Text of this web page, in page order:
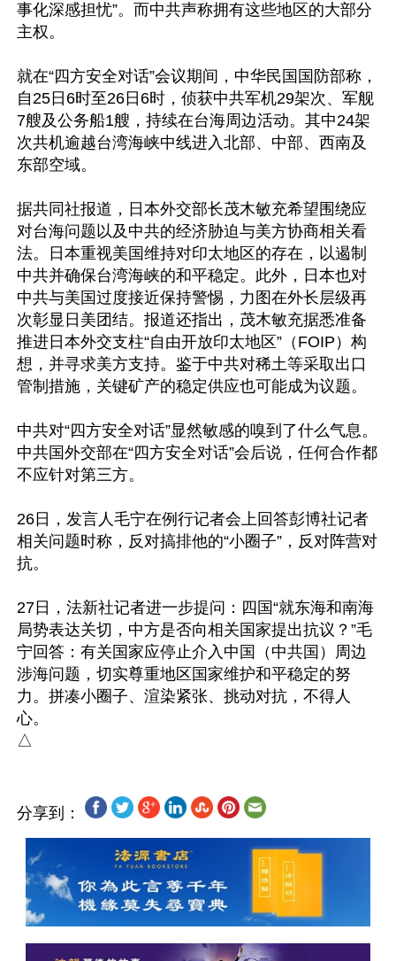
事化深感担忧”。而中共声称拥有这些地区的大部分
主权。
就在“四方安全对话”会议期间，中华民国国防部称，
自25日6时至26日6时，侦获中共军机29架次、军舰
7艘及公务船1艘，持续在台海周边活动。其中24架
次共机逾越台湾海峡中线进入北部、中部、西南及
东部空域。
据共同社报道，日本外交部长茂木敏充希望围绕应
对台海问题以及中共的经济胁迫与美方协商相关看
法。日本重视美国维持对印太地区的存在，以遏制
中共并确保台湾海峡的和平稳定。此外，日本也对
中共与美国过度接近保持警惕，力图在外长层级再
次彰显日美团结。报道还指出，茂木敏充据悉准备
推进日本外交支柱“自由开放印太地区”（FOIP）构
想，并寻求美方支持。鉴于中共对稀土等采取出口
管制措施，关键矿产的稳定供应也可能成为议题。
中共对“四方安全对话”显然敏感的嗅到了什么气息。
中共国外交部在“四方安全对话”会后说，任何合作都
不应针对第三方。
26日，发言人毛宁在例行记者会上回答彭博社记者
相关问题时称，反对搞排他的“小圈子”，反对阵营对
抗。
27日，法新社记者进一步提问：四国“就东海和南海
局势表达关切，中方是否向相关国家提出抗议？”毛
宁回答：有关国家应停止介入中国（中共国）周边
涉海问题，切实尊重地区国家维护和平稳定的努
力。拼凑小圈子、渲染紧张、挑动对抗，不得人
心。
分享到：